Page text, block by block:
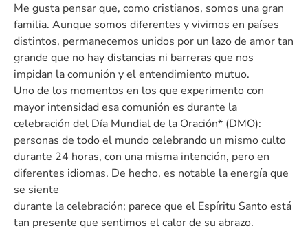
Me gusta pensar que, como cristianos, somos una gran
familia. Aunque somos diferentes y vivimos en países
distintos, permanecemos unidos por un lazo de amor tan
grande que no hay distancias ni barreras que nos
impidan la comunión y el entendimiento mutuo.
Uno de los momentos en los que experimento con
mayor intensidad esa comunión es durante la
celebración del Día Mundial de la Oración* (DMO):
personas de todo el mundo celebrando un mismo culto
durante 24 horas, con una misma intención, pero en
diferentes idiomas. De hecho, es notable la energía que
se siente
durante la celebración; parece que el Espíritu Santo está
tan presente que sentimos el calor de su abrazo.